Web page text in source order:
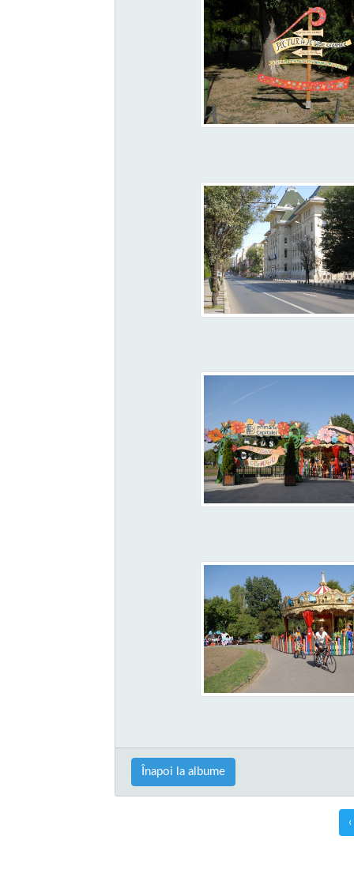
Înapoi la albume
‹